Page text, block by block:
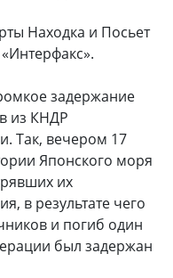
Находка и Посьет
задержание
из КНДР
Так, вечером 17
Японского моря
их
в результате чего
и погиб один
был задержан